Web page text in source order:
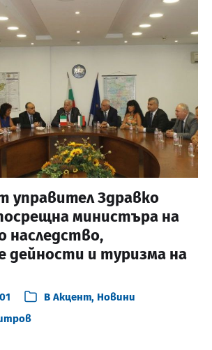
управител Здравко
министъра на
наследство,
дейности и туризма на
В Акцент, Новини